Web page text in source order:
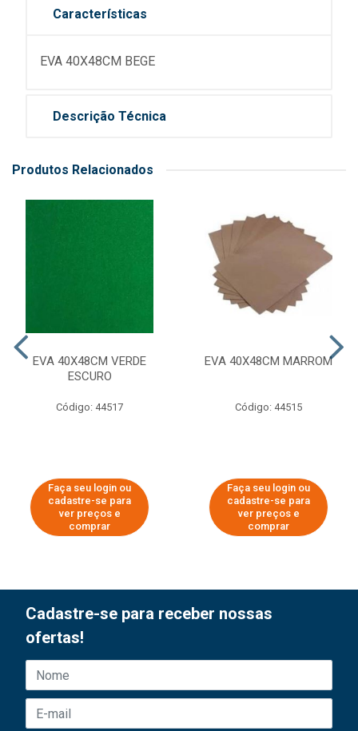
Características
EVA 40X48CM BEGE
Descrição Técnica
Produtos Relacionados
EVA 40X48CM VERDE
ESCURO
Código: 44517
Faça seu login ou
cadastre-se para
ver preços e
comprar
EVA 40X48CM MARROM
Código: 44515
Faça seu login ou
cadastre-se para
ver preços e
comprar
Cadastre-se para receber nossas
ofertas!